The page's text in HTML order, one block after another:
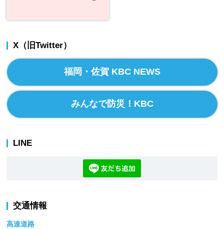
X（旧Twitter）
福岡・佐賀 KBC NEWS
みんなで防災！KBC
LINE
交通情報
高速道路